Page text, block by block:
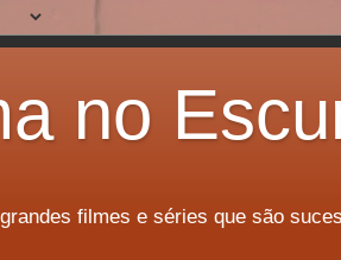
no
filmes e séries que são